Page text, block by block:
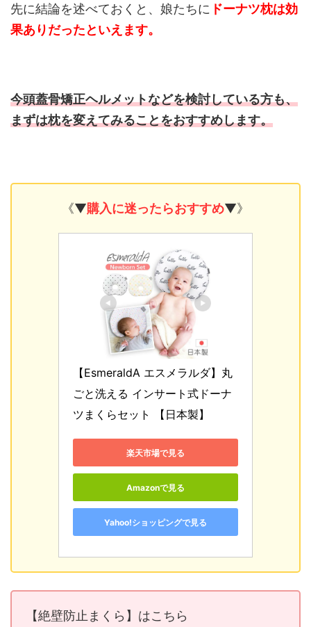
先に結論を述べておくと、娘たちに ドーナツ枕は効
果ありだったといえます。
今頭蓋骨矯正ヘルメットなどを検討している方も、
まずは枕を変えてみることをおすすめします。
《▼購入に迷ったらおすすめ▼》
【EsmeraldA エスメラルダ】丸
ごと洗える インサート式ドーナ
ツまくらセット 【日本製】
楽天市場で見る
Amazonで見る
Yahoo!ショッピングで見る
【絶壁防止まくら】はこちら